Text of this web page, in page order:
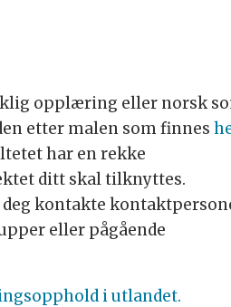
opplæring eller norsk
etter malen som finnes
har en rekke
ditt skal tilknyttes.
kontakte
eller pågående
i utlandet.